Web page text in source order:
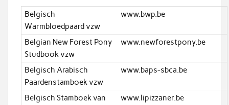
Belgisch
Warmbloedpaard vzw
www.bwp.be
Belgian New Forest Pony
Studbook vzw
www.newforestpony.be
Belgisch Arabisch
Paardenstamboek vzw
www.baps-sbca.be
Belgisch Stamboek van
www.lipizzaner.be